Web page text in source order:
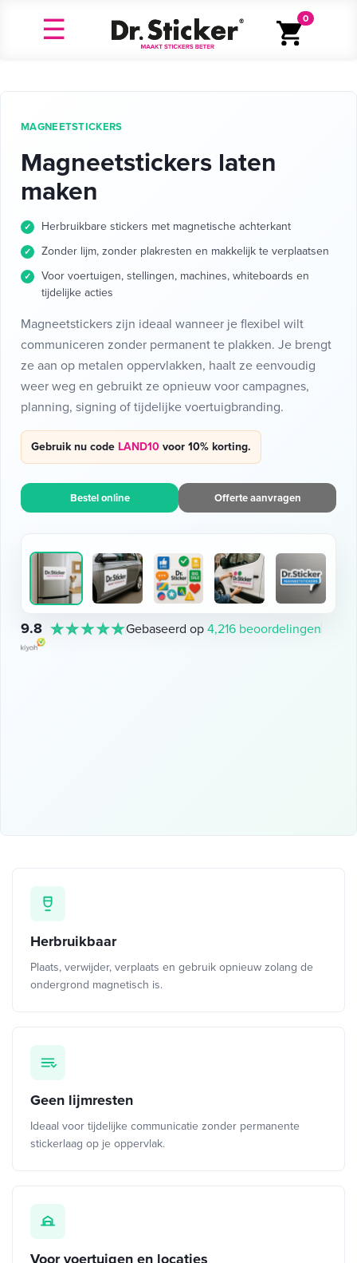
0
MAGNEETSTICKERS
Magneetstickers laten
maken
Herbruikbare stickers met magnetische achterkant
Zonder lijm, zonder plakresten en makkelijk te verplaatsen
Voor voertuigen, stellingen, machines, whiteboards en
tijdelijke acties
Magneetstickers zijn ideaal wanneer je flexibel wilt
communiceren zonder permanent te plakken. Je brengt
ze aan op metalen oppervlakken, haalt ze eenvoudig
weer weg en gebruikt ze opnieuw voor campagnes,
planning, signing of tijdelijke voertuigbranding.
Gebruik nu code LAND10voor 10% korting.
Bestel online Offerte aanvragen
9.8 Gebaseerd op4,216 beoordelingen
Herbruikbaar
Plaats, verwijder, verplaats en gebruik opnieuw zolang de
ondergrond magnetisch is.
Geen lijmresten
Ideaal voor tijdelijke communicatie zonder permanente
stickerlaag op je oppervlak.